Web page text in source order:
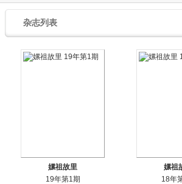
杂志列表
嫘祖故里
19年第1期
嫘祖
18年